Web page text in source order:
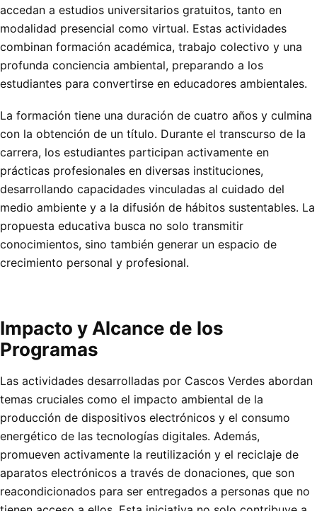
accedan a estudios universitarios gratuitos, tanto en
modalidad presencial como virtual. Estas actividades
combinan formación académica, trabajo colectivo y una
profunda conciencia ambiental, preparando a los
estudiantes para convertirse en educadores ambientales.
La formación tiene una duración de cuatro años y culmina
con la obtención de un título. Durante el transcurso de la
carrera, los estudiantes participan activamente en
prácticas profesionales en diversas instituciones,
desarrollando capacidades vinculadas al cuidado del
medio ambiente y a la difusión de hábitos sustentables. La
propuesta educativa busca no solo transmitir
conocimientos, sino también generar un espacio de
crecimiento personal y profesional.
Impacto y Alcance de los
Programas
Las actividades desarrolladas por Cascos Verdes abordan
temas cruciales como el impacto ambiental de la
producción de dispositivos electrónicos y el consumo
energético de las tecnologías digitales. Además,
promueven activamente la reutilización y el reciclaje de
aparatos electrónicos a través de donaciones, que son
reacondicionados para ser entregados a personas que no